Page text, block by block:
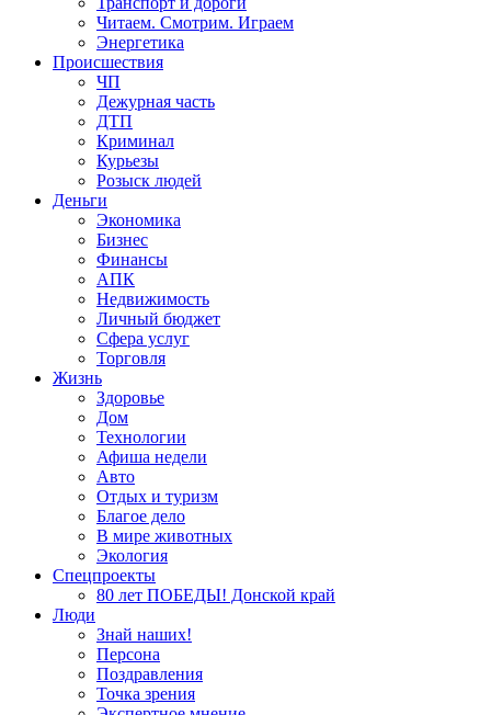
Читаем. Смотрим. Играем
Энергетика
Происшествия
ЧП
Дежурная часть
ДТП
Криминал
Курьезы
Розыск людей
Деньги
Экономика
Бизнес
Финансы
АПК
Недвижимость
Личный бюджет
Сфера услуг
Торговля
Жизнь
Здоровье
Дом
Технологии
Афиша недели
Авто
Отдых и туризм
Благое дело
В мире животных
Экология
Спецпроекты
80 лет ПОБЕДЫ! Донской край
Люди
Знай наших!
Персона
Поздравления
Точка зрения